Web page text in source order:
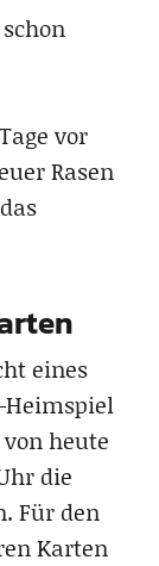
vor
Rasen
eines
Heimspiel
heute
die
Für den
Karten